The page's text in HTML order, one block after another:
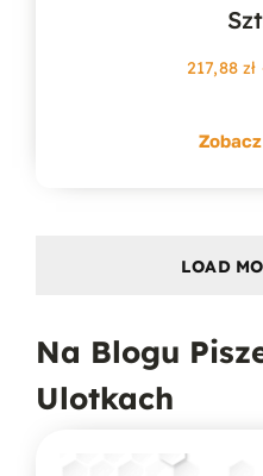
217,88zł
LOAD
Na Blogu
Ulotkach